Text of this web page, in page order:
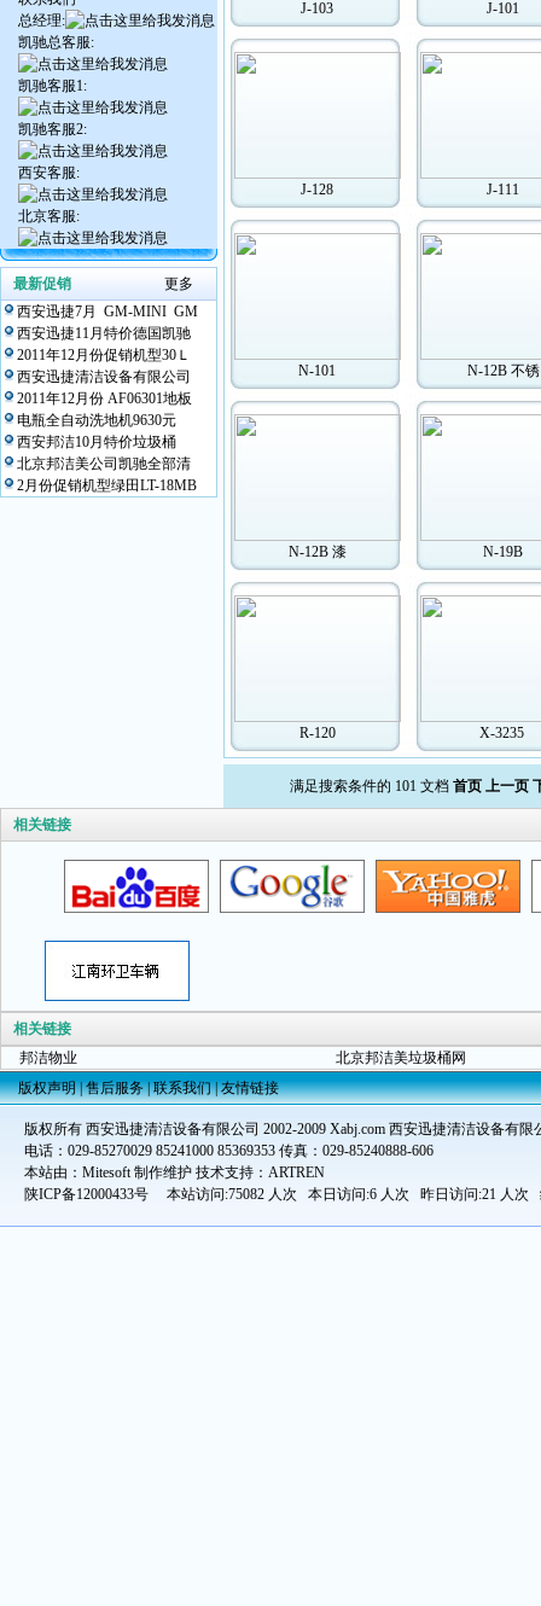
总经理:
凯驰总客服:
凯驰客服1:
凯驰客服2:
西安客服:
北京客服:
最新促销
更多
西安迅捷7月 GM-MINI GM
西安迅捷11月特价德国凯驰
2011年12月份促销机型30Ｌ
西安迅捷清洁设备有限公司
2011年12月份 AF06301地板
电瓶全自动洗地机9630元
西安邦洁10月特价垃圾桶
北京邦洁美公司凯驰全部清
2月份促销机型绿田LT-18MB
J-103 J-101
J-128 J-111
N-101 N-12B 不锈
N-12B 漆 N-19B
R-120 X-3235
满足搜索条件的 101 文档首页 上一页
相关链接
相关链接
邦洁物业
北京邦洁美垃圾桶网
版权声明|售后服务|联系我们|友情链接
版权所有 西安迅捷清洁设备有限公司 2002-2009 Xabj.com 西安迅捷清洁设备有限
电话：029-85270029 85241000 85369353 传真：029-85240888-606
本站由：Mitesoft 制作维护 技术支持：ARTREN
陕ICP备12000433号 本站访问:75082 人次 本日访问:6 人次 昨日访问:21 人次